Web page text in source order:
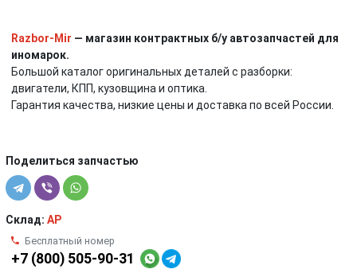
Razbor-Mir — магазин контрактных б/у автозапчастей для
иномарок.
Большой каталог оригинальных деталей с разборки:
двигатели, КПП, кузовщина и оптика.
Гарантия качества, низкие цены и доставка по всей России.
Поделиться запчастью
Склад: AP
Бесплатный номер
+7 (800) 505-90-31